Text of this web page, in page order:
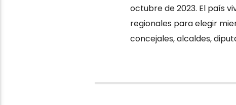
octubre de 2023. El país
regionales para elegir
concejales, alcaldes,